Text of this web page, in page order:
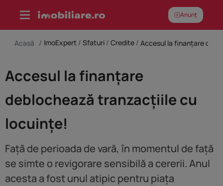
content
Anunț
Acasă / ImoExpert / Sfaturi / Credite / Accesul la finanțare
Accesul la finanțare
deblochează tranzacțiile cu
locuințe!
Față de perioada de vară, în momentul de față
se simte o revigorare sensibilă a cererii. Anul
acesta a fost unul atipic pentru piața